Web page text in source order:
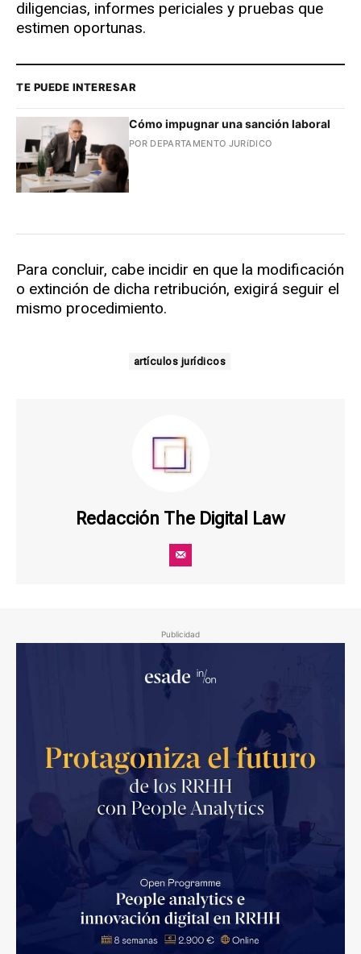
diligencias, informes periciales y pruebas que
estimen oportunas.
TE PUEDE INTERESAR
Cómo impugnar una sanción laboral
POR DEPARTAMENTO JURíDICO
Para concluir, cabe incidir en que la modificación
o extinción de dicha retribución, exigirá seguir el
mismo procedimiento.
artículos jurídicos
Redacción The Digital Law
Publicidad